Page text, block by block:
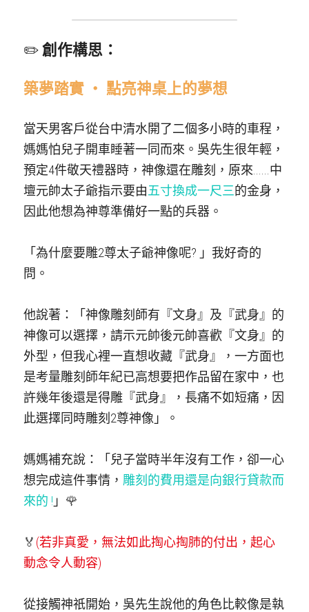
✏️ 創作構思：
築夢踏實 ‧ 點亮神桌上的夢想
當天男客戶從台中清水開了二個多小時的車程，
媽媽怕兒子開車睡著一同而來。吳先生很年輕，
預定4件敬天禮器時，神像還在雕刻，原來......中
壇元帥太子爺指示要由五寸換成一尺三的金身，
因此他想為神尊準備好一點的兵器。
「為什麼要雕2尊太子爺神像呢? 」我好奇的
問。
他說著：「神像雕刻師有『文身』及『武身』的
神像可以選擇，請示元帥後元帥喜歡『文身』的
外型，但我心裡一直想收藏『武身』，一方面也
是考量雕刻師年紀已高想要把作品留在家中，也
許幾年後還是得雕『武身』，長痛不如短痛，因
此選擇同時雕刻2尊神像」。
媽媽補充說：「兒子當時半年沒有工作，卻一心
想完成這件事情， 雕刻的費用還是向銀行貸款而
來的 ! 」 🌹
🏅​ (若非真愛，無法如此掏心掏肺的付出，起心
動念令人動容)
從接觸神祇開始，吳先生說他的角色比較像是執